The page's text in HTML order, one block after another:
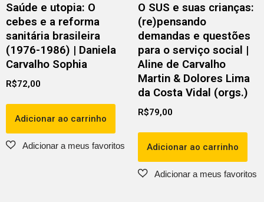
Saúde e utopia: O
cebes e a reforma
sanitária brasileira
(1976-1986) | Daniela
Carvalho Sophia
R$72,00
Adicionar ao carrinho
O SUS e suas crianças:
(re)pensando
demandas e questões
para o serviço social |
Aline de Carvalho
Martin & Dolores Lima
da Costa Vidal (orgs.)
R$79,00
Adicionar ao carrinho